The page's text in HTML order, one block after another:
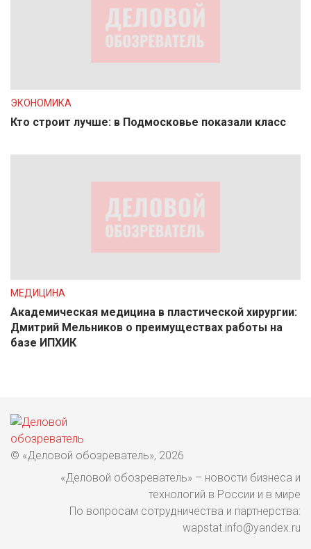
ЭКОНОМИКА
Кто строит лучше: в Подмосковье показали класс
МЕДИЦИНА
Академическая медицина в пластической хирургии:
Дмитрий Мельников о преимуществах работы на
базе ИПХИК
© «Деловой обозреватель», 2026
«Деловой обозреватель» – новости бизнеса и
технологий в России и в мире
По вопросам сотрудничества и партнерства:
wapstat.info@yandex.ru